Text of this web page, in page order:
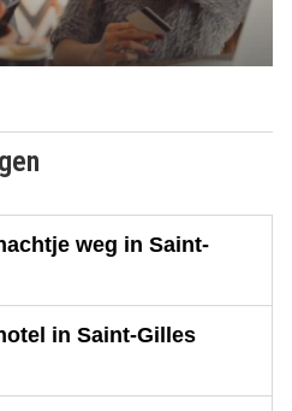
weg in Saint-
in Saint-Gilles